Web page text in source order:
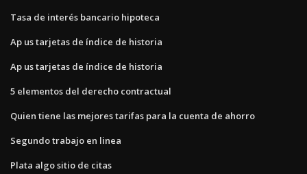
Tasa de interés bancario hipoteca
Ap us tarjetas de índice de historia
Ap us tarjetas de índice de historia
5 elementos del derecho contractual
Quien tiene las mejores tarifas para la cuenta de ahorro
Segundo trabajo en linea
Plata algo sitio de citas